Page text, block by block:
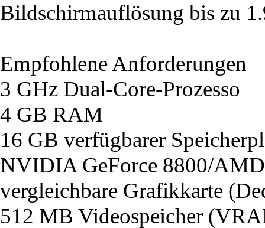
Bildschirmauflösung bis zu
Empfohlene Anforderungen
3 GHz Dual-Core-Prozesso
4 GB RAM
16 GB verfügbarer
NVIDIA GeForce 8800/
vergleichbare Grafikkarte
512 MB Videospeicher